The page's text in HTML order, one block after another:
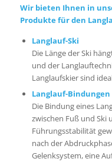
Wir bieten Ihnen in
Produkte für den
Langlauf-Ski
Die Länge der Ski
und der
Langlaufskier sind
Langlauf-Bindungen
Die Bindung eines
zwischen Fuß und Ski
Führungsstabilität
nach der
Gelenksystem, eine